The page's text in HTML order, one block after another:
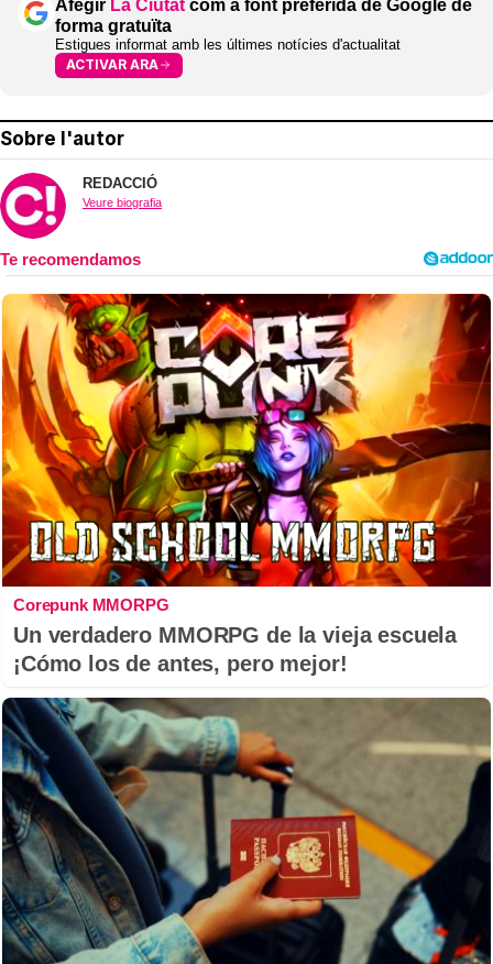
Afegir La Ciutat com a font preferida de Google de
forma gratuïta
Estigues informat amb les últimes notícies d'actualitat
ACTIVAR ARA
Sobre l'autor
REDACCIÓ
Veure biografia
Corepunk MMORPG
Un verdadero MMORPG de la vieja escuela
¡Cómo los de antes, pero mejor!